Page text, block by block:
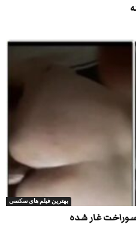
بهترین فیلم های سکسی
غار شده